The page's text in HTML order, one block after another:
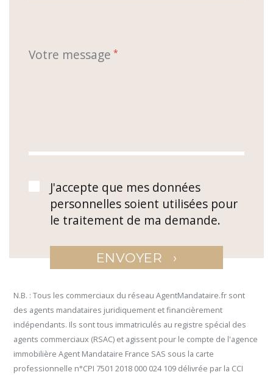
Votre message *
J'accepte que mes données
personnelles soient utilisées pour
le traitement de ma demande.
ENVOYER ›
N.B. : Tous les commerciaux du réseau AgentMandataire.fr sont
des agents mandataires juridiquement et financièrement
indépendants. Ils sont tous immatriculés au registre spécial des
agents commerciaux (RSAC) et agissent pour le compte de l'agence
immobilière Agent Mandataire France SAS sous la carte
professionnelle n°CPI 7501 2018 000 024 109 délivrée par la CCI